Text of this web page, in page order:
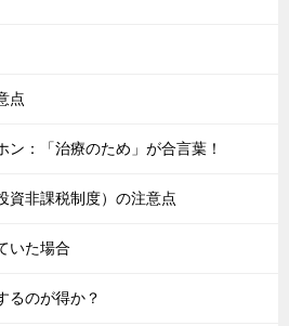
点
ン：「治療のため」が合言葉！
資非課税制度）の注意点
いた場合
るのが得か？